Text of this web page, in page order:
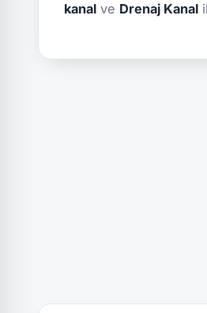
kanal ve Drenaj Kanal